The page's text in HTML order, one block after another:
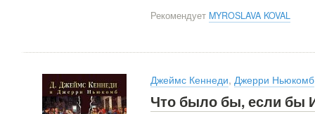
Рекомендует MYROSLAVA KOVAL
Джеймс Кеннеди, Джерри Ньюкомб
Что было бы, если бы